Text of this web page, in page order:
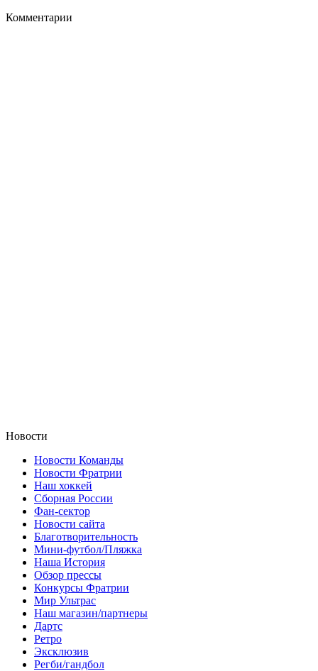
Комментарии
Новости
Новости Команды
Новости Фратрии
Наш хоккей
Сборная России
Фан-cектор
Новости сайта
Благотворительность
Мини-футбол/Пляжка
Наша История
Обзор прессы
Конкурсы Фратрии
Мир Ультрас
Наш магазин/партнеры
Дартс
Ретро
Эксклюзив
Регби/гандбол